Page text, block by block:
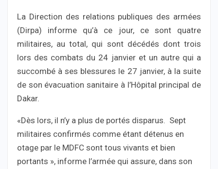
La Direction des relations publiques des armées
(Dirpa) informe qu’à ce jour, ce sont quatre
militaires, au total, qui sont décédés dont trois
lors des combats du 24 janvier et un autre qui a
succombé à ses blessures le 27 janvier, à la suite
de son évacuation sanitaire à l’Hôpital principal de
Dakar.
«Dès lors, il n’y a plus de portés disparus. Sept
militaires confirmés comme étant détenus en
otage par le MDFC sont tous vivants et bien
portants », informe l’armée qui assure, dans son